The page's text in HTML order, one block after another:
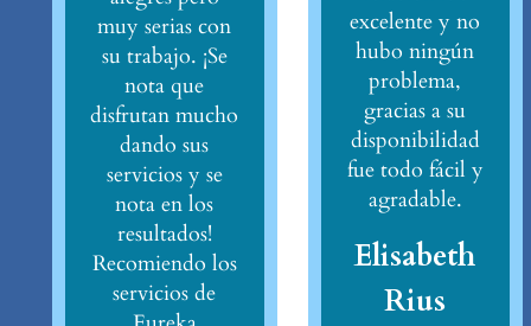
muy serias con
su trabajo. ¡Se
nota que
disfrutan mucho
dando sus
servicios y se
nota en los
resultados!
Recomiendo los
servicios de
excelente y no
hubo ningún
problema,
gracias a su
disponibilidad
fue todo fácil y
agradable.
Elisabeth
Rius